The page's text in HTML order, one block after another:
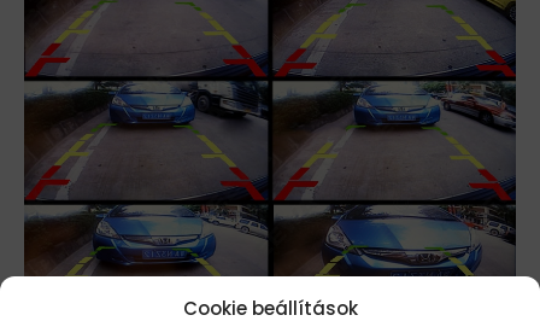
Cookie beállítások